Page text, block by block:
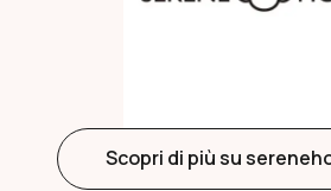
Scopri di più su